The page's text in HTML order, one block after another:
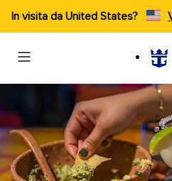
In visita da United States?